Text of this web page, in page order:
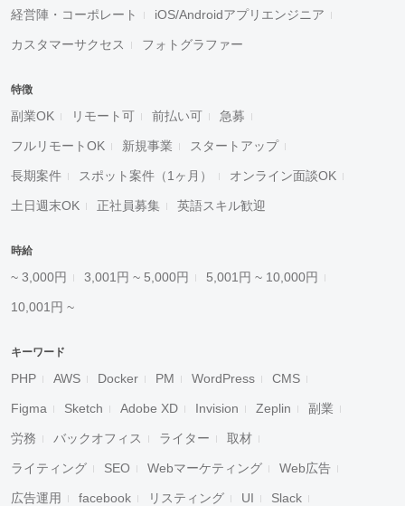
経営陣・コーポレート iOS/Androidアプリエンジニア
カスタマーサクセス フォトグラファー
特徴
副業OK リモート可 前払い可 急募
フルリモートOK 新規事業 スタートアップ
長期案件 スポット案件（1ヶ月） オンライン面談OK
土日週末OK 正社員募集 英語スキル歓迎
時給
~ 3,000円 3,001円 ~ 5,000円 5,001円 ~ 10,000円
10,001円 ~
キーワード
PHP AWS Docker PM WordPress CMS
Figma Sketch Adobe XD Invision Zeplin 副業
労務 バックオフィス ライター 取材
ライティング SEO Webマーケティング Web広告
広告運用 facebook リスティング UI Slack